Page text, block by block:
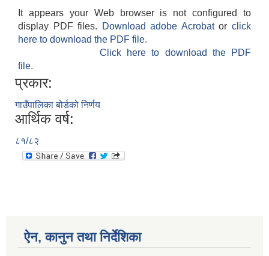
It appears your Web browser is not configured to
display PDF files.
Download adobe Acrobatorclick
here to download the PDF file.
Click here to download the PDF
file.
प्रकार:
गाउँपालिका बोर्डको निर्णय
आर्थिक वर्ष:
८१/८२
ऐन, कानुन तथा निर्देशिका